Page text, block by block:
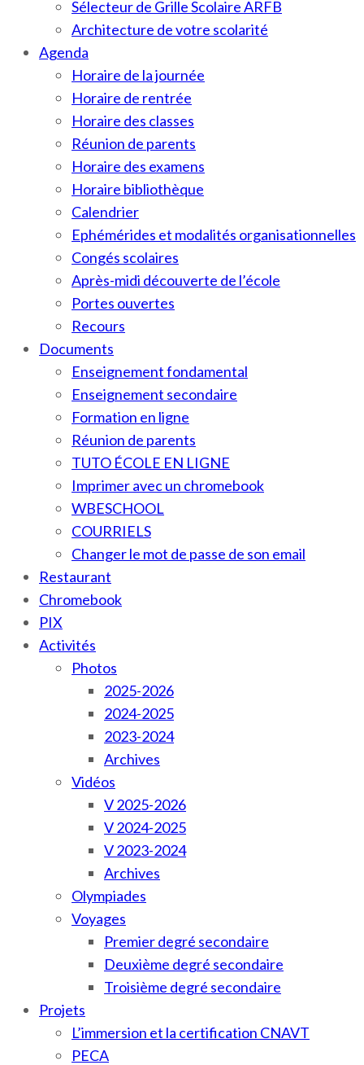
Sélecteur de Grille Scolaire ARFB
Architecture de votre scolarité
Agenda
Horaire de la journée
Horaire de rentrée
Horaire des classes
Réunion de parents
Horaire des examens
Horaire bibliothèque
Calendrier
Ephémérides et modalités organisationnelles
Congés scolaires
Après-midi découverte de l’école
Portes ouvertes
Recours
Documents
Enseignement fondamental
Enseignement secondaire
Formation en ligne
Réunion de parents
TUTO ÉCOLE EN LIGNE
Imprimer avec un chromebook
WBESCHOOL
COURRIELS
Changer le mot de passe de son email
Restaurant
Chromebook
PIX
Activités
Photos
2025-2026
2024-2025
2023-2024
Archives
Vidéos
V 2025-2026
V 2024-2025
V 2023-2024
Archives
Olympiades
Voyages
Premier degré secondaire
Deuxième degré secondaire
Troisième degré secondaire
Projets
L’immersion et la certification CNAVT
PECA